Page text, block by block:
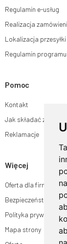
Regulamin e-usług
Realizacja
Lokalizacja przesyłki
Regulamin
Pomoc
Kontakt
Jak składać
Reklamacje
Więcej
Oferta dla firm
Bezpieczeństwo
Polityka prywatności
Mapa strony